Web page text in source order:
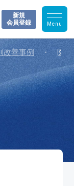
新規
会員登録
改善事例 ・ 医